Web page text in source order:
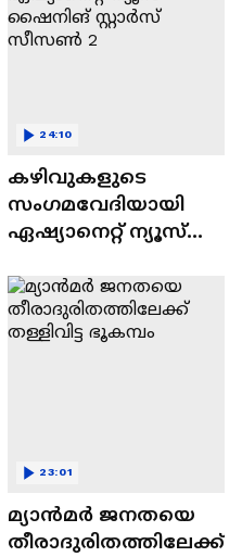
കഴിവുകളുടെ
സംഗമവേദിയായി
ഏഷ്യാനെറ്റ് ന്യൂസ്
സീസൺ 2
24:10
മ്യാൻമർ ജനതയെ
തീരാദുരിതത്തിലേക്ക്
23:01